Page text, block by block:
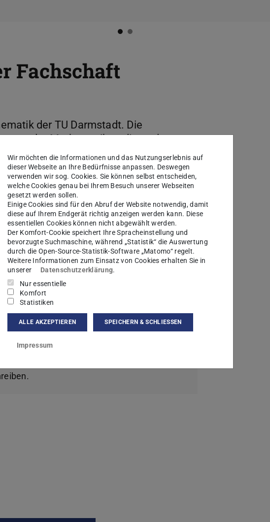
Fachschaft
der TU Darmstadt. Die
der Mathematikstudierenden an
für studentische
auf dieser Seite.
Montags um 17:10 Uhr im Mathebau in
bei Wunsch, zusätzlich hybrid auf
findet, könnt ihr
Wir möchten die Informationen und das Nutzungserlebnis auf
dieser Webseite an Ihre Bedürfnisse anpassen. Deswegen
verwenden wir sog. Cookies. Sie können selbst entscheiden,
welche Cookies genau bei Ihrem Besuch unserer Webseiten
gesetzt werden sollen.
Einige Cookies sind für den Abruf der Website notwendig, damit
diese auf Ihrem Endgerät richtig anzeigen werden kann. Diese
essentiellen Cookies können nicht abgewählt werden.
Der Komfort-Cookie speichert Ihre Spracheinstellung und
bevorzugte Suchmaschine, während „Statistik“ die Auswertung
durch die Open-Source-Statistik-Software „Matomo“ regelt.
Weitere Informationen zum Einsatz von Cookies erhalten Sie in
unserer
Datenschutzerklärung.
Nur essentielle
Komfort
Statistiken
ALLE AKZEPTIEREN SPEICHERN & SCHLIESSEN
Impressum